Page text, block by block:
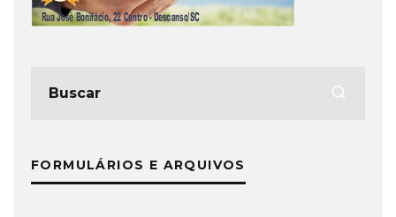
FORMULÁRIOS E ARQUIVOS